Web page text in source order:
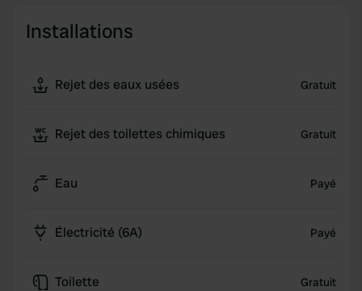
Installations
Rejet des eaux usées Gratuit
Rejet des toilettes chimiques Gratuit
Eau Payé
Électricité (6A) Payé
Toilette Gratuit